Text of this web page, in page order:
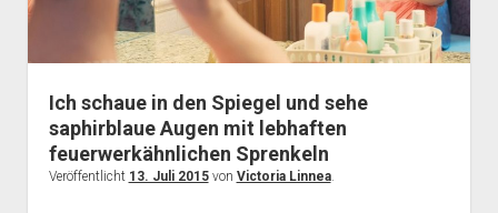
Ich schaue in den Spiegel und sehe
saphirblaue Augen mit lebhaften
feuerwerkähnlichen Sprenkeln
Veröffentlicht 13. Juli 2015von Victoria Linnea.